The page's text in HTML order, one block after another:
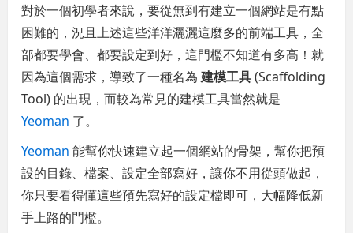
對於一個初學者來說，要從無到有建立一個網站是有點
困難的，況且上述這些洋洋灑灑這麼多的前端工具，全
部都要學會、都要設定到好，這門檻不知道有多高！就
因為這個需求，導致了一種名為建模工具(Scaffolding
Tool) 的出現，而較為常見的建模工具當然就是
Yeoman 了。
Yeoman 能幫你快速建立起一個網站的骨架，幫你把預
設的目錄、檔案、設定全部寫好，讓你不用從頭做起，
你只要看得懂這些預先寫好的設定檔即可，大幅降低新
手上路的門檻。